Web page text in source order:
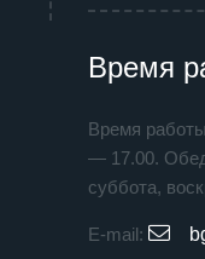
Время
Время
— 17.00.
суббота,
E-mail: